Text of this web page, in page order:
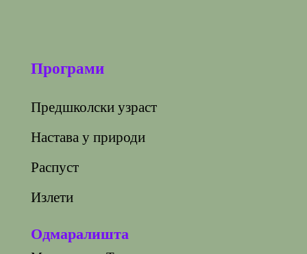
Програми
Предшколски узраст
Настава у природи
Распуст
Излети
Одмаралишта